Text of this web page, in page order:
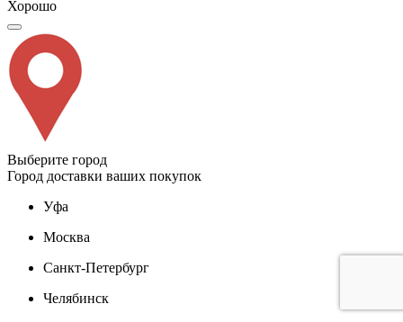
Хорошо
Выберите город
Город доставки ваших покупок
Уфа
Москва
Санкт-Петербург
Челябинск